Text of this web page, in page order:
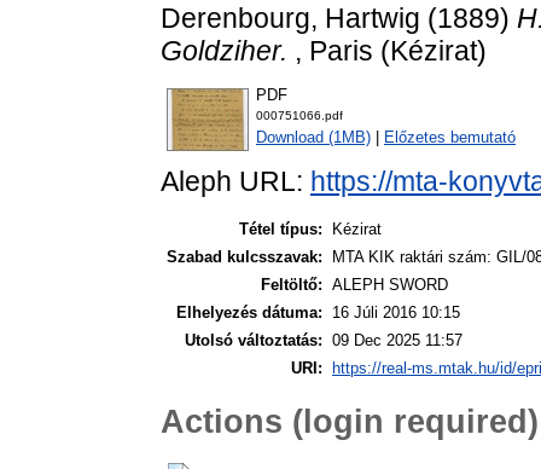
Derenbourg, Hartwig (1889)
Goldziher. , Paris (Kézirat)
PDF
000751066.pdf
Download (1MB) Előzetes bemutató
Aleph URL: https://mta-
Tétel típus:
Kézirat
Szabad kulcsszavak:
MTA KIK raktári szám: GIL/
Feltöltő: ALEPH SWORD
Elhelyezés dátuma:
16 Júli 2016 10:15
Utolsó változtatás: 09 Dec 2025 11:57
URI:
https://real-ms.mtak.hu/id/
Actions (login required)